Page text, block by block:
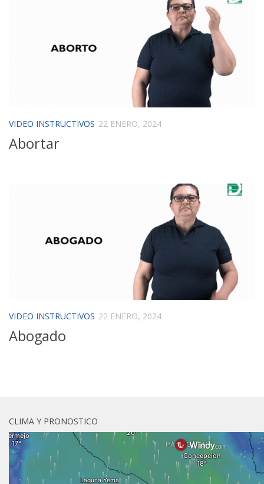
VIDEO INSTRUCTIVOS 22 ENERO, 2024
Abortar
VIDEO INSTRUCTIVOS 22 ENERO, 2024
Abogado
CLIMA Y PRONOSTICO